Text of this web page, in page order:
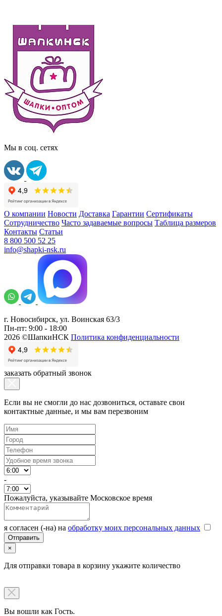
Мы в соц. сетях
О компании Новости Доставка Гарантии Сертификаты
Сотрудничество Часто задаваемые вопросы Таблица размеров
Контакты Статьи
8 800 500 52 25
info@shapki-nsk.ru
г. Новосибирск, ул. Воинская 63/3
Пн-пт: 9:00 - 18:00
2026 ©ШапкиНСК Политика конфиденциальности
заказать обратный звонок
Если вы не смогли до нас дозвониться, оставьте свои
контактные данные, и мы вам перезвоним
-
Пожалуйста, указывайте Московское время
я согласен (-на) на обработку моих персональных данных
×
Для отправки товара в корзину укажите количество
Вы вошли как Гость.